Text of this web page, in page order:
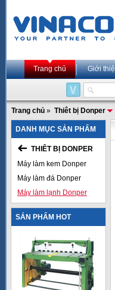
Trang chủ Giới
Trang chủ » Thiêt bị Donper
DANH MỤC SẢN PHẨM
THIÊT BỊ DONPER
Máy làm kem Donper
Máy làm đá Donper
Máy làm lạnh Donper
SẢN PHẨM HOT